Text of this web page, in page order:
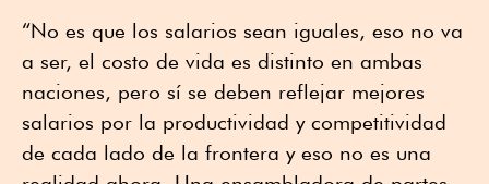
“No es que los salarios sean iguales, eso no va
a ser, el costo de vida es distinto en ambas
naciones, pero sí se deben reflejar mejores
salarios por la productividad y competitividad
de cada lado de la frontera y eso no es una